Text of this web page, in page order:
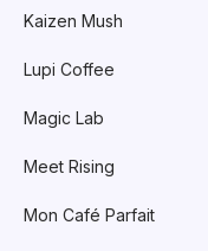
Kaizen Mush
Lupi Coffee
Magic Lab
Meet Rising
Mon Café Parfait